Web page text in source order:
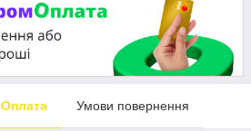
Оплата Умови повернення